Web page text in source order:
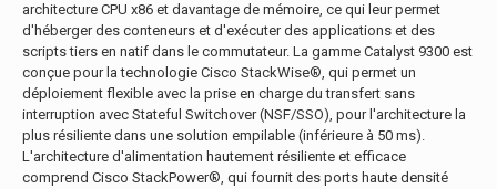
architecture CPU x86 et davantage de mémoire, ce qui leur permet
d'héberger des conteneurs et d'exécuter des applications et des
scripts tiers en natif dans le commutateur. La gamme Catalyst 9300 est
conçue pour la technologie Cisco StackWise®, qui permet un
déploiement flexible avec la prise en charge du transfert sans
interruption avec Stateful Switchover (NSF/SSO), pour l'architecture la
plus résiliente dans une solution empilable (inférieure à 50 ms).
L'architecture d'alimentation hautement résiliente et efficace
comprend Cisco StackPower®, qui fournit des ports haute densité